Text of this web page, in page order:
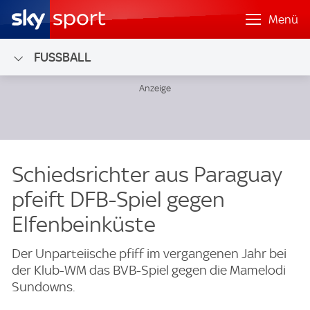
Menü
FUSSBALL
Schiedsrichter aus Paraguay
pfeift DFB-Spiel gegen
Elfenbeinküste
Der Unparteiische pfiff im vergangenen Jahr bei
der Klub-WM das BVB-Spiel gegen die Mamelodi
Sundowns.